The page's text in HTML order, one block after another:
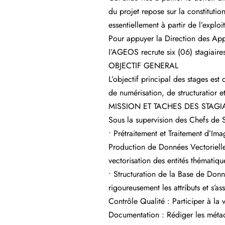
du projet repose sur la
essentiellement à partir de
Pour appuyer la Direction des
I’AGEOS recrute six (06)
OBJECTIF GENERAL
L’objectif principal des stages
de numérisation, de structuratior
MISSION ET TACHES DES
Sous la supervision des Chefs de
• Prétraitement et Traitement
Production de Données
vectorisation des entités
• Structuration de la Base de
rigoureusement les attributs et
Contrôle Qualité : Participer à la
Documentation : Rédiger les